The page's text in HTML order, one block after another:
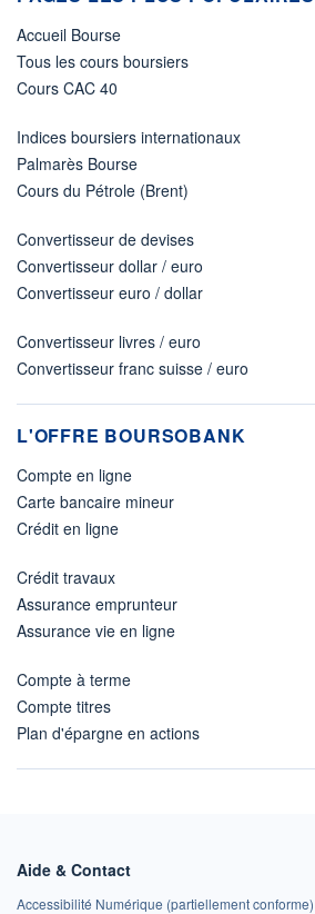
Accueil Bourse
Tous les cours boursiers
Cours CAC 40
Indices boursiers internationaux
Palmarès Bourse
Cours du Pétrole (Brent)
Convertisseur de devises
Convertisseur dollar / euro
Convertisseur euro / dollar
Convertisseur livres / euro
Convertisseur franc suisse / euro
L'OFFRE BOURSOBANK
Compte en ligne
Carte bancaire mineur
Crédit en ligne
Crédit travaux
Assurance emprunteur
Assurance vie en ligne
Compte à terme
Compte titres
Plan d'épargne en actions
Aide & Contact
Accessibilité Numérique (partiellement conforme)